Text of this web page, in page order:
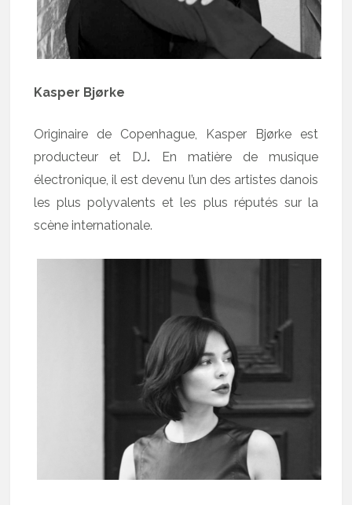
Kasper Bjørke
Originaire de Copenhague, Kasper Bjørke est
producteur et DJ. En matière de musique
électronique, il est devenu l’un des artistes danois
les plus polyvalents et les plus réputés sur la
scène internationale.